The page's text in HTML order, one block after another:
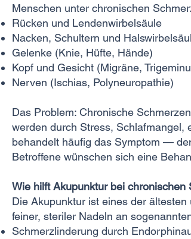
Menschen unter chronischen
Rücken und Lendenwirbelsäule
Nacken, Schultern und
Gelenke (Knie, Hüfte, Hände)
Kopf und Gesicht (Migräne,
Nerven (Ischias, Polyneuropathie)
Das Problem: Chronische
werden durch Stress, Schlafmangel,
behandelt häufig das Symptom —
Betroffene wünschen sich eine
Wie hilft Akupunktur bei chronischen
Die Akupunktur ist eines der
feiner, steriler Nadeln an
Schmerzlinderung durch